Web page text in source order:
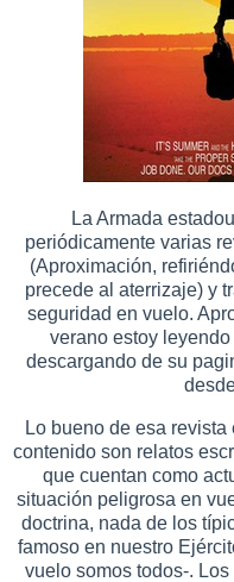
La Armada
periódicamente varias
(Aproximación,
precede al aterrizaje) y
seguridad en vuelo.
verano estoy
descargando de su
Lo bueno de esa
contenido son relatos
que cuentan como
situación peligrosa en
doctrina, nada de los
famoso en nuestro
vuelo somos todos-.